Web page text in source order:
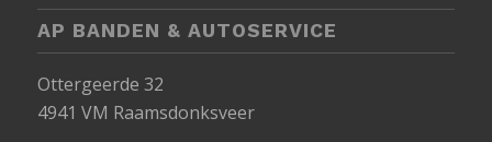
AP BANDEN & AUTOSERVICE
Ottergeerde 32
4941 VM Raamsdonksveer